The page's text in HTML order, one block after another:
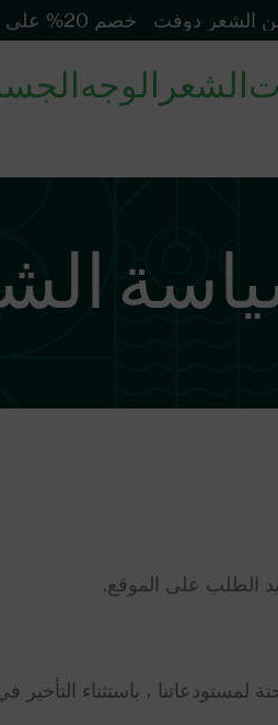
الشعر الوجه
غضون 3-5 أيام بعد مغادرة الشحنة
خصم 20% على مانغوستين للوقاية من الشمس